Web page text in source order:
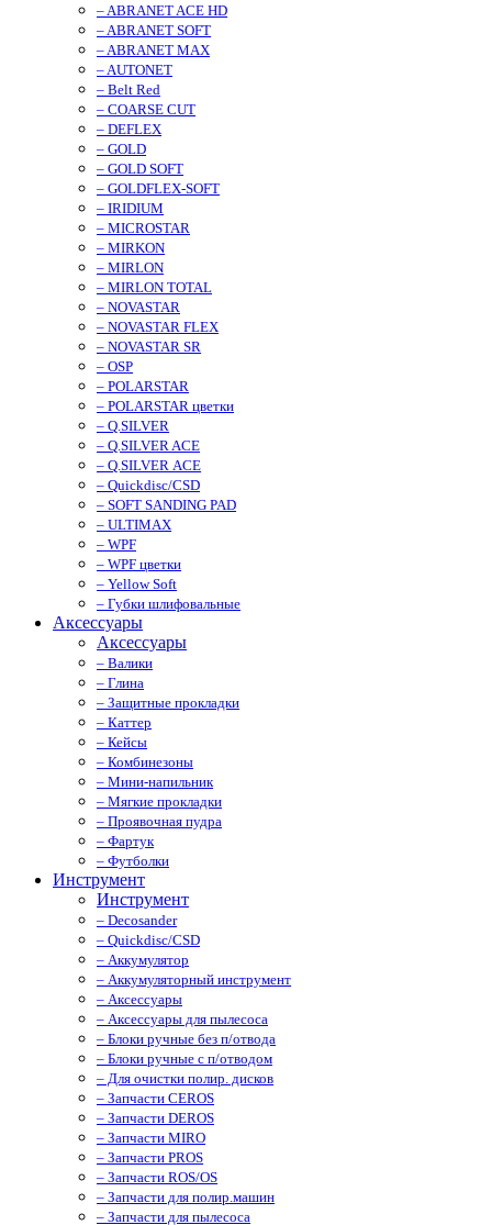
– ABRANET ACE HD
– ABRANET SOFT
– ABRANET MAX
– AUTONET
– Belt Red
– COARSE CUT
– DEFLEX
– GOLD
– GOLD SOFT
– GOLDFLEX-SOFT
– IRIDIUM
– MICROSTAR
– MIRKON
– MIRLON
– MIRLON TOTAL
– NOVASTAR
– NOVASTAR FLEX
– NOVASTAR SR
– OSP
– POLARSTAR
– POLARSTAR цветки
– Q.SILVER
– Q.SILVER ACE
– Q.SILVER ACE
– Quickdisc/CSD
– SOFT SANDING PAD
– ULTIMAX
– WPF
– WPF цветки
– Yellow Soft
– Губки шлифовальные
Аксессуары
Аксессуары
– Валики
– Глина
– Защитные прокладки
– Каттер
– Кейсы
– Комбинезоны
– Мини-напильник
– Мягкие прокладки
– Проявочная пудра
– Фартук
– Футболки
Инструмент
Инструмент
– Decosander
– Quickdisc/CSD
– Аккумулятор
– Аккумуляторный инструмент
– Аксессуары
– Аксессуары для пылесоса
– Блоки ручные без п/отвода
– Блоки ручные с п/отводом
– Для очистки полир. дисков
– Запчасти CEROS
– Запчасти DEROS
– Запчасти MIRO
– Запчасти PROS
– Запчасти ROS/OS
– Запчасти для полир.машин
– Запчасти для пылесоса